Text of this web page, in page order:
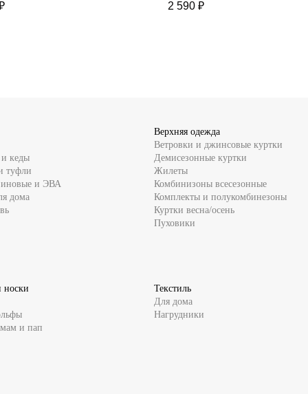
модель для праздничных
подойдет как для школы, так
2 590 ₽
и кеды
туфли
и ЭВА
дома
Верхняя одежда
Ветровки и джинсовые куртки
Демисезонные куртки
Жилеты
Комбинизоны всесезонные
Комплекты и полукомбинезоны
Куртки весна/осень
Пуховики
носки
и пап
Текстиль
Для дома
Нагрудники